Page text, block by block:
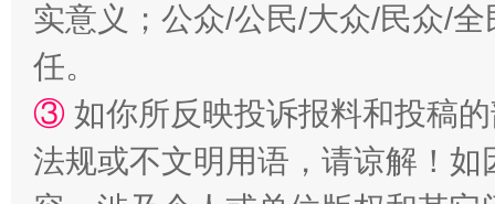
实意义；公众/公民/大众/民众/
任。
③ 如你所反映投诉报料和投稿
法规或不文明用语，请谅解！